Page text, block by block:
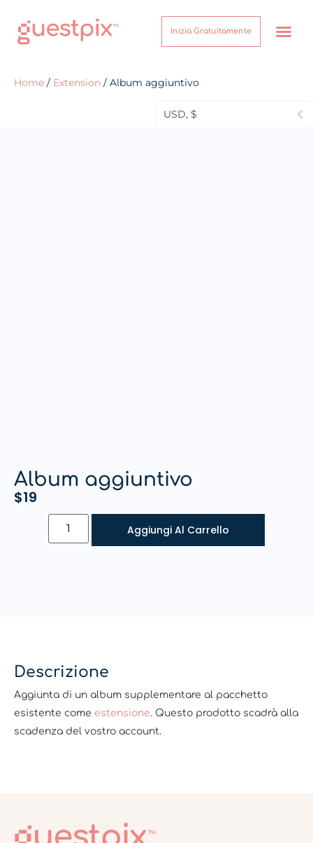
Inizia Gratuitamente
Home / Extension / Album aggiuntivo
USD, $
Album aggiuntivo
$19
Aggiungi Al Carrello
Descrizione
Aggiunta di un album supplementare al pacchetto
esistente come estensione. Questo prodotto scadrà alla
scadenza del vostro account.